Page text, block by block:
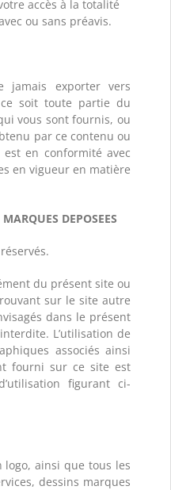
accès à la totalité
ou sans préavis.
jamais exporter vers
soit toute partie du
vous sont fournis, ou
par ce contenu ou
en conformité avec
en vigueur en matière
DEPOSEES
du présent site ou
sur le site autre
dans le présent
L’utilisation de
associés ainsi
fourni sur ce site est
figurant ci-
logo, ainsi que tous les
dessins marques